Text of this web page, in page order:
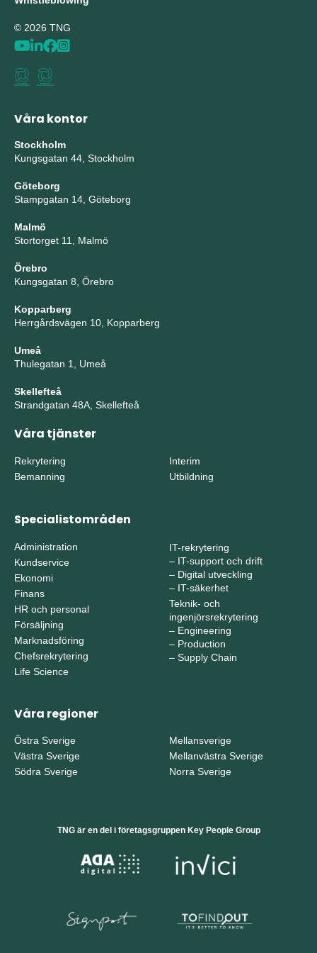
© 2026 TNG
Våra kontor
Stockholm
Kungsgatan 44, Stockholm
Göteborg
Stampgatan 14, Göteborg
Malmö
Stortorget 11, Malmö
Örebro
Kungsgatan 8, Örebro
Kopparberg
Herrgårdsvägen 10, Kopparberg
Umeå
Thulegatan 1, Umeå
Skellefteå
Strandgatan 48A, Skellefteå
Våra tjänster
Rekrytering
Bemanning
Interim
Utbildning
Specialistområden
Administration
Kundservice
Ekonomi
Finans
HR och personal
Försäljning
Marknadsföring
Chefsrekrytering
Life Science
IT-rekrytering
– IT-support och drift
– Digital utveckling
– IT-säkerhet
Teknik- och
ingenjörsrekrytering
– Engineering
– Production
– Supply Chain
Våra regioner
Östra Sverige
Västra Sverige
Södra Sverige
Mellansverige
Mellanvästra Sverige
Norra Sverige
TNG är en del i företagsgruppen Key People Group